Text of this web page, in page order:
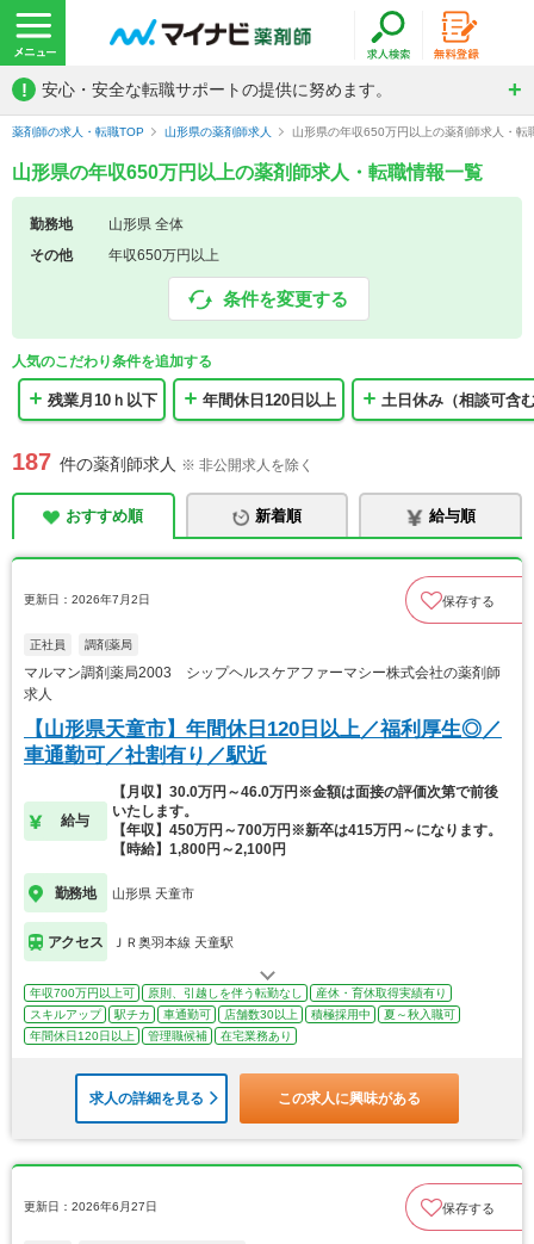
! 安心・安全な転職サポートの提供に努めます。
薬剤師の求人・転職TOP 山形県の薬剤師求人 山形県の年収650万円以上の薬剤師求人・転
山形県の年収650万円以上の薬剤師求人・転職情報一覧
勤務地
山形県 全体
その他
年収650万円以上
条件を変更する
人気のこだわり条件を追加する
残業月10ｈ以下 年間休日120日以上 土日休み（相談可含
187 件の薬剤師求人 ※ 非公開求人を除く
おすすめ順 新着順 給与順
更新日：2026年7月2日 保存する
正社員 調剤薬局
マルマン調剤薬局2003 シップヘルスケアファーマシー株式会社の薬剤師
求人
【山形県天童市】年間休日120日以上／福利厚生◎／
車通勤可／社割有り／駅近
給与
【月収】30.0万円～46.0万円※金額は面接の評価次第で前後
いたします。
【年収】450万円～700万円※新卒は415万円～になります。
【時給】1,800円～2,100円
勤務地 山形県 天童市
アクセス ＪＲ奥羽本線 天童駅
年収700万円以上可 原則、引越しを伴う転勤なし
産休・育休取得実績有り
スキルアップ
駅チカ 車通勤可 店舗数30以上 積極採用中
夏～秋入職可
年間休日120日以上
管理職候補 在宅業務あり
求人の詳細を見る この求人に興味がある
更新日：2026年6月27日 保存する